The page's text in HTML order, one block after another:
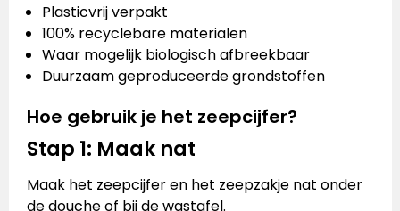
Plasticvrij verpakt
100% recyclebare materialen
Waar mogelijk biologisch afbreekbaar
Duurzaam geproduceerde grondstoffen
Hoe gebruik je het zeepcijfer?
Stap 1: Maak nat
Maak het zeepcijfer en het zeepzakje nat onder
de douche of bij de wastafel.